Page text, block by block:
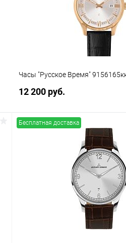
В
Часы "Русское Время"
12 200 руб.
В корзину
Купить в 1 клик
В
Бесплатная доставка